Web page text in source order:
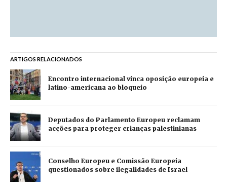
ARTIGOS RELACIONADOS
Encontro internacional vinca oposição europeia e
latino-americana ao bloqueio
Deputados do Parlamento Europeu reclamam
acções para proteger crianças palestinianas
Conselho Europeu e Comissão Europeia
questionados sobre ilegalidades de Israel